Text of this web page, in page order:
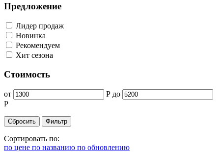
Предложение
Лидер продаж
Новинка
Рекомендуем
Хит сезона
Стоимость
от Р до
Р
Сортировать по:
по цене по названию по обновлению